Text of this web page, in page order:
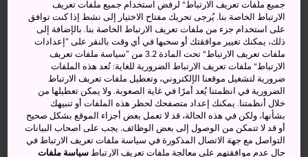
المنظر المهيب للمدينة من على ارتفاع أكثر من 200
متر
مركز المعلومات السياحية الذي يقدم معلومات
مفيدة عن الوجهات السياحية في مختلف أنحاء اليابان
متنزه شينجوكو سنترال بارك أحد أشهر وجهات التنزه
في المدينة
جميع ملفات تعريف الارتباط“ لرفض استخدام جميع ملفات تعريف
الارتباط الخاصة بنا. يُرجى تحريك مفتاح الاختيار إلى نشط إذا كنت توافق
على استخدام جزء من ملفات تعريف الارتباط الخاصة بنا. بالإضافة إلى
ذلك، يمكنك تغيير موافقتك أو سحبها في أي وقت بالنقر على ”إعدادات
ملفات تعريف الارتباط“ تحت المادة 3.2 من ”سياسة ملفات تعريف
الارتباط“ ملفات تعريف الارتباط الضرورية للغاية: تُعد هذه الملفات
ضرورية لتشغيل موقعنا الإلكتروني، وتعطيل ملفات تعريف الارتباط
الضرورية في انظمتنا يُعد أمرًا في غاية الصعوبة. ولا يمكن تعطيلها من
خلال أنظمتنا. يمكنك إعداد متصفحك لحظر هذه الملفات أو تنبيهك
بشأنها، ولكن في هذه الحالة، قد لا تعمل بعض أجزاء الموقع بشكل صحيح
أو قد لا تتمكن من الوصول إلى بعض الوظائف. يجب على اصحاب البيانات
التواصل مع جهة الاتصال المذكورة في سياسة ملفات تعريف الارتباط في
حال عدم موافقتهم على معالجة ملفات تعريف الارتباطسياسة ملفات